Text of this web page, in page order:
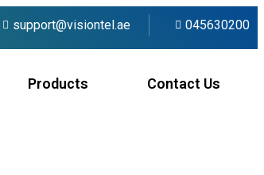
support@visiontel.ae 045630200
Products Contact Us